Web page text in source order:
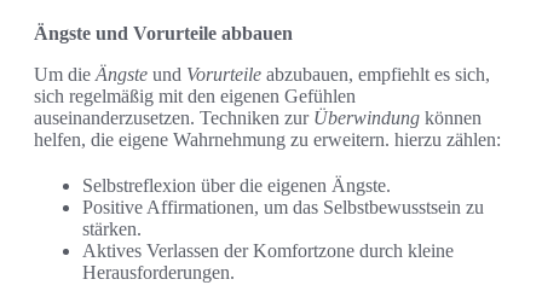
Ängste und Vorurteile abbauen
Um die Ängste und Vorurteile abzubauen, empfiehlt es sich,
sich regelmäßig mit den eigenen Gefühlen
auseinanderzusetzen. Techniken zur Überwindung können
helfen, die eigene Wahrnehmung zu erweitern. hierzu zählen:
Selbstreflexion über die eigenen Ängste.
Positive Affirmationen, um das Selbstbewusstsein zu
stärken.
Aktives Verlassen der Komfortzone durch kleine
Herausforderungen.